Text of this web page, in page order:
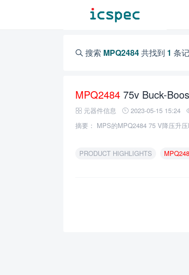
搜索 MPQ2484共找到 1 条
MPQ2484 75v Buck-
元器件信息 2023-05-15 15:24
摘要： MPS的MPQ2484 75 V降压升
PRODUCT HIGHLIGHTS